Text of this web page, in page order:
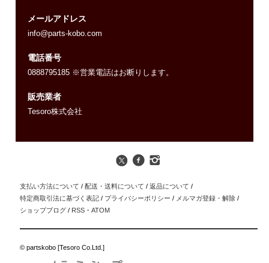
メールアドレス
info@parts-kobo.com
電話番号
0888795185 ※営業電話はお断りします。
販売業者
Tesoro株式会社
支払い方法について / 配送・送料について / 返品について /
特定商取引法に基づく表記 / プライバシーポリシー / メルマガ登録・解除 /
ショップブログ / RSS ・ATOM
© partskobo [Tesoro Co.Ltd.]